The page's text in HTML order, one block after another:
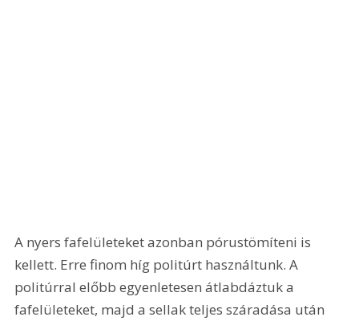
A nyers fafelületeket azonban pórustömíteni is
kellett. Erre finom híg politúrt használtunk. A
politúrral előbb egyenletesen átlabdáztuk a
fafelületeket, majd a sellak teljes száradása után